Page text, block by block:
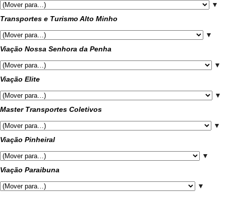
▼
Transportes e Turismo Alto Minho
▼
Viação Nossa Senhora da Penha
▼
Viação Elite
▼
Master Transportes Coletivos
▼
Viação Pinheiral
▼
Viação Paraibuna
▼